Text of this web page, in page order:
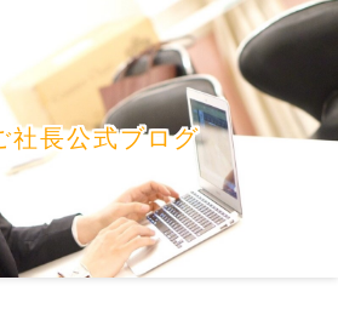
社長公式ブログ